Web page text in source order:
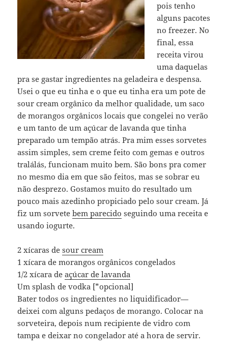
pois tenho
alguns pacotes
no freezer. No
final, essa
receita virou
uma daquelas
pra se gastar ingredientes na geladeira e despensa.
Usei o que eu tinha e o que eu tinha era um pote de
sour cream orgânico da melhor qualidade, um saco
de morangos orgânicos locais que congelei no verão
e um tanto de um açúcar de lavanda que tinha
preparado um tempão atrás. Pra mim esses sorvetes
assim simples, sem creme feito com gemas e outros
tralálás, funcionam muito bem. São bons pra comer
no mesmo dia em que são feitos, mas se sobrar eu
não desprezo. Gostamos muito do resultado um
pouco mais azedinho propiciado pelo sour cream. Já
fiz um sorvetebem parecido seguindo uma receita e
usando iogurte.
2 xícaras desour cream
1 xícara de morangos orgânicos congelados
1/2 xícara deaçúcar de lavanda
Um splash de vodka [*opcional]
Bater todos os ingredientes no liquidificador—
deixei com alguns pedaços de morango. Colocar na
sorveteira, depois num recipiente de vidro com
tampa e deixar no congelador até a hora de servir.